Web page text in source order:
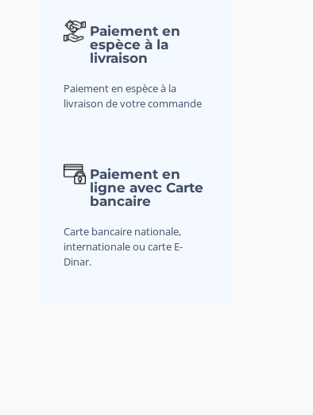
Paiement en
espèce à la
livraison
Paiement en espèce à la
livraison de votre commande
Paiement en
ligne avec Carte
bancaire
Carte bancaire nationale,
internationale ou carte E-
Dinar.